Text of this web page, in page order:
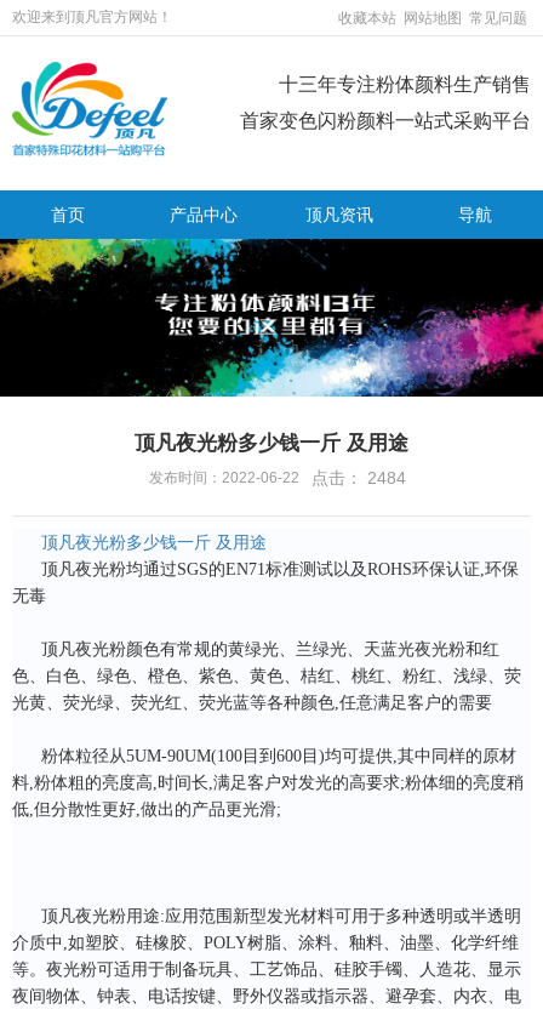
欢迎来到顶凡官方网站！ 收藏本站 网站地图 常见问题
十三年专注粉体颜料生产销售
首家变色闪粉颜料一站式采购平台
首页 产品中心 顶凡资讯 导航
顶凡夜光粉多少钱一斤 及用途
发布时间：2022-06-22 点击： 2484
顶凡夜光粉多少钱一斤 及用途
顶凡夜光粉均通过SGS的EN71标准测试以及ROHS环保认证,环保
无毒
顶凡夜光粉颜色有常规的黄绿光、兰绿光、天蓝光夜光粉和红
色、白色、绿色、橙色、紫色、黄色、桔红、桃红、粉红、浅绿、荧
光黄、荧光绿、荧光红、荧光蓝等各种颜色,任意满足客户的需要
粉体粒径从5UM-90UM(100目到600目)均可提供,其中同样的原材
料,粉体粗的亮度高,时间长,满足客户对发光的高要求;粉体细的亮度稍
低,但分散性更好,做出的产品更光滑;
顶凡夜光粉用途:应用范围新型发光材料可用于多种透明或半透明
介质中,如塑胶、硅橡胶、POLY树脂、涂料、釉料、油墨、化学纤维
等。夜光粉可适用于制备玩具、工艺饰品、硅胶手镯、人造花、显示
夜间物体、钟表、电话按键、野外仪器或指示器、避孕套、内衣、电